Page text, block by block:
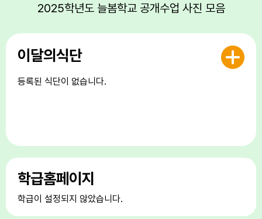
2025학년도 늘봄학교 공개수업 사진 모음
이달의식단
등록된 식단이 없습니다.
학급홈페이지
학급이 설정되지 않았습니다.